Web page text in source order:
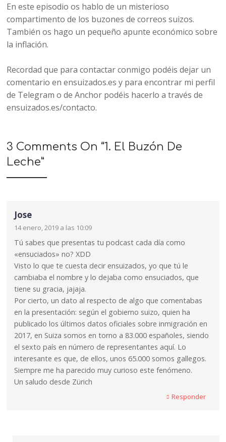
En este episodio os hablo de un misterioso
compartimento de los buzones de correos suizos.
También os hago un pequeño apunte económico sobre
la inflación.
Recordad que para contactar conmigo podéis dejar un
comentario en ensuizados.es y para encontrar mi perfil
de Telegram o de Anchor podéis hacerlo a través de
ensuizados.es/contacto.
3 Comments On “1. El Buzón De
Leche”
Jose
14 enero, 2019 a las 10:09
Tú sabes que presentas tu podcast cada día como
«ensuciados» no? XDD
Visto lo que te cuesta decir ensuizados, yo que tú le
cambiaba el nombre y lo dejaba como ensuciados, que
tiene su gracia, jajaja.
Por cierto, un dato al respecto de algo que comentabas
en la presentación: según el gobierno suizo, quien ha
publicado los últimos datos oficiales sobre inmigración en
2017, en Suiza somos en torno a 83.000 españoles, siendo
el sexto país en número de representantes aquí. Lo
interesante es que, de ellos, unos 65.000 somos gallegos.
Siempre me ha parecido muy curioso este fenómeno.
Un saludo desde Zürich
Responder